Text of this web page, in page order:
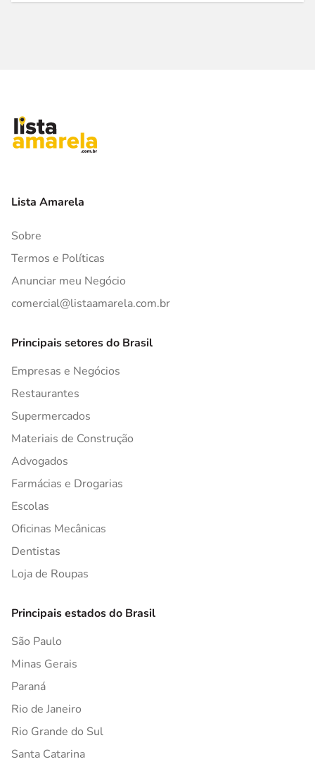
Lista Amarela
Sobre
Termos e Políticas
Anunciar meu Negócio
comercial@listaamarela.com.br
Principais setores do Brasil
Empresas e Negócios
Restaurantes
Supermercados
Materiais de Construção
Advogados
Farmácias e Drogarias
Escolas
Oficinas Mecânicas
Dentistas
Loja de Roupas
Principais estados do Brasil
São Paulo
Minas Gerais
Paraná
Rio de Janeiro
Rio Grande do Sul
Santa Catarina